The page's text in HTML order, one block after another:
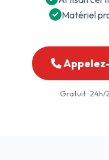
Matériel
Appelez-
Gratuit · 24h/